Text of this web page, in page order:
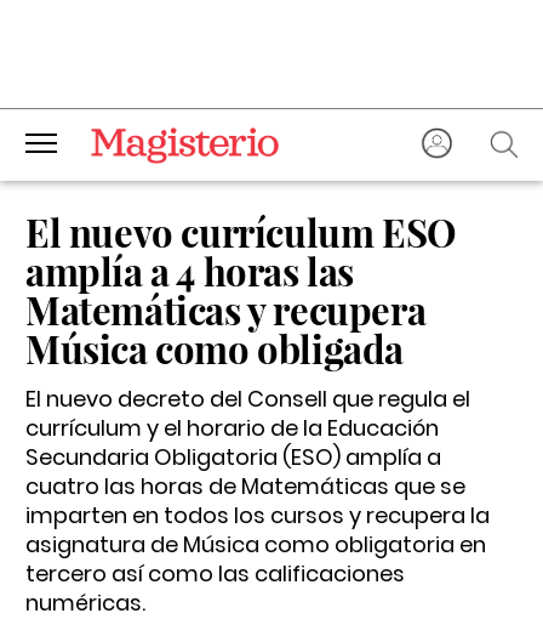
El nuevo currículum ESO
amplía a 4 horas las
Matemáticas y recupera
Música como obligada
El nuevo decreto del Consell que regula el
currículum y el horario de la Educación
Secundaria Obligatoria (ESO) amplía a
cuatro las horas de Matemáticas que se
imparten en todos los cursos y recupera la
asignatura de Música como obligatoria en
tercero así como las calificaciones
numéricas.